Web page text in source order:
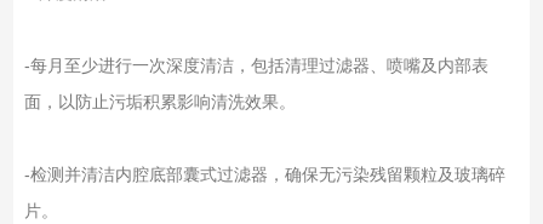
-每月至少进行一次深度清洁，包括清理过滤器、喷嘴及内部表
面，以防止污垢积累影响清洗效果。
-检测并清洁内腔底部囊式过滤器，确保无污染残留颗粒及玻璃碎
片。